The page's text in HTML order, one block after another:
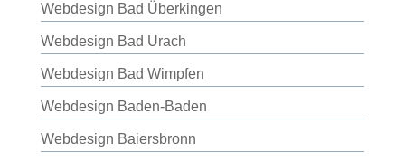
Webdesign Bad Überkingen
Webdesign Bad Urach
Webdesign Bad Wimpfen
Webdesign Baden-Baden
Webdesign Baiersbronn